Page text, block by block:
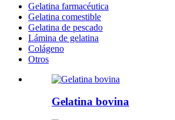
Gelatina farmacéutica
Gelatina comestible
Gelatina de pescado
Lámina de gelatina
Colágeno
Otros
Gelatina bovina